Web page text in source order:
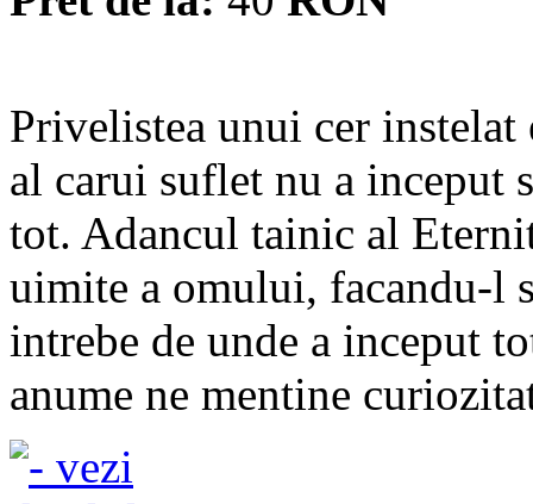
Privelistea unui cer instelat
al carui suflet nu a inceput
tot. Adancul tainic al
uimite a omului, facandu-l
intrebe de unde a inceput
anume ne mentine